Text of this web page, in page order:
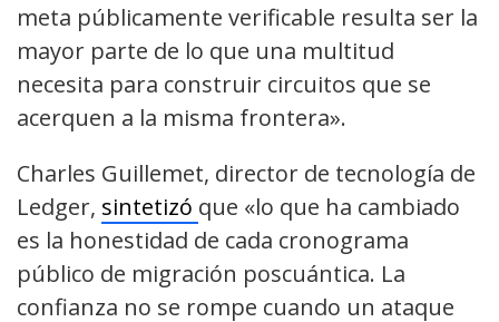
meta públicamente verificable resulta ser la
mayor parte de lo que una multitud
necesita para construir circuitos que se
acerquen a la misma frontera».
Charles Guillemet, director de tecnología de
Ledger, sintetizó que «lo que ha cambiado
es la honestidad de cada cronograma
público de migración poscuántica. La
confianza no se rompe cuando un ataque